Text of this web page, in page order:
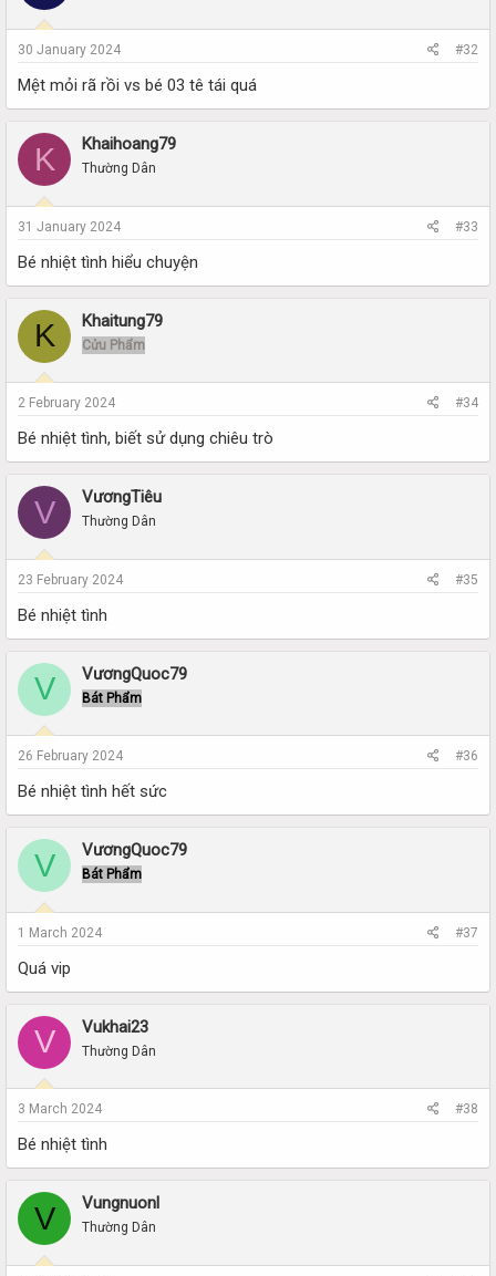
30 January 2024 #32
Mệt mỏi rã rồi vs bé 03 tê tái quá
K Khaihoang79
Thường Dân
31 January 2024 #33
Bé nhiệt tình hiểu chuyện
K Khaitung79
Cửu Phẩm
2 February 2024 #34
Bé nhiệt tình, biết sử dụng chiêu trò
V VươngTiêu
Thường Dân
23 February 2024 #35
Bé nhiệt tình
V VươngQuoc79
Bát Phẩm
26 February 2024 #36
Bé nhiệt tình hết sức
V VươngQuoc79
Bát Phẩm
1 March 2024 #37
Quá vip
V Vukhai23
Thường Dân
3 March 2024 #38
Bé nhiệt tình
V Vungnuonl
Thường Dân